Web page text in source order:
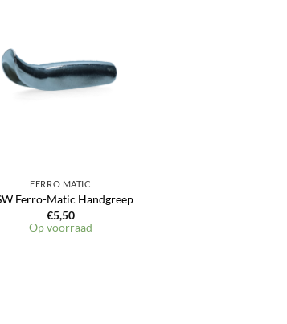
FERRO MATIC
Ferro-Matic Handgreep
€5,50
Op voorraad